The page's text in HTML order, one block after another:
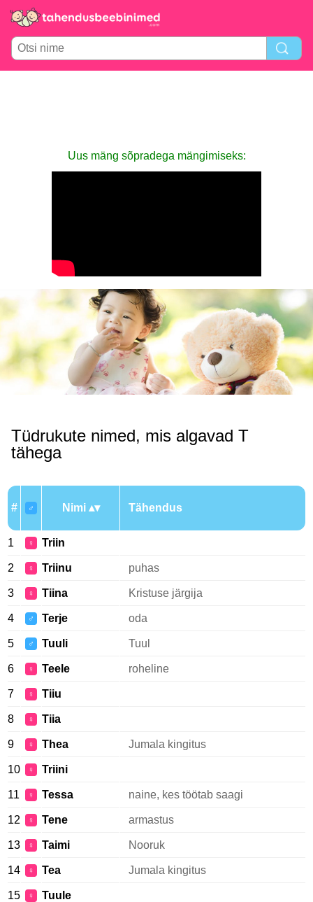
Uus mäng sõpradega mängimiseks:
Tüdrukute nimed, mis algavad T
tähega
# ♂ Nimi Tähendus
1 ♀ Triin
2 ♀ Triinu puhas
3 ♀ Tiina Kristuse järgija
4 ♂ Terje oda
5 ♂ Tuuli Tuul
6 ♀ Teele roheline
7 ♀ Tiiu
8 ♀ Tiia
9 ♀ Thea Jumala kingitus
10 ♀ Triini
11 ♀ Tessa naine, kes töötab saagi
12 ♀ Tene armastus
13 ♀ Taimi Nooruk
14 ♀ Tea Jumala kingitus
15 ♀ Tuule